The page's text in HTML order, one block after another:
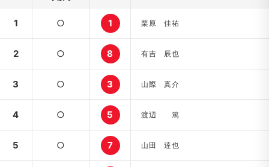
1 ○ 1 栗原 佳祐
2 ○ 8 有吉 辰也
3 ○ 3 山際 真介
4 ○ 5 渡辺 篤
5 ○ 7 山田 達也